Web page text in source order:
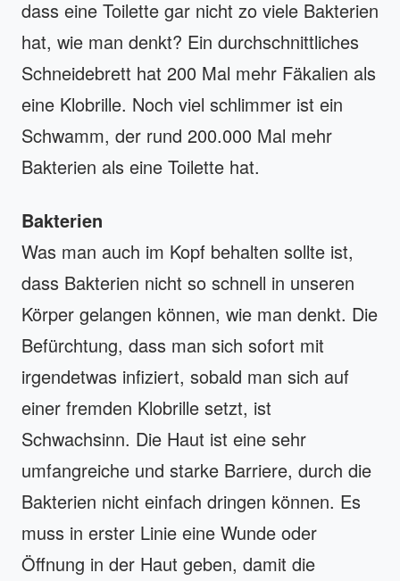
dass eine Toilette gar nicht zo viele Bakterien
hat, wie man denkt? Ein durchschnittliches
Schneidebrett hat 200 Mal mehr Fäkalien als
eine Klobrille. Noch viel schlimmer ist ein
Schwamm, der rund 200.000 Mal mehr
Bakterien als eine Toilette hat.
Bakterien
Was man auch im Kopf behalten sollte ist,
dass Bakterien nicht so schnell in unseren
Körper gelangen können, wie man denkt. Die
Befürchtung, dass man sich sofort mit
irgendetwas infiziert, sobald man sich auf
einer fremden Klobrille setzt, ist
Schwachsinn. Die Haut ist eine sehr
umfangreiche und starke Barriere, durch die
Bakterien nicht einfach dringen können. Es
muss in erster Linie eine Wunde oder
Öffnung in der Haut geben, damit die